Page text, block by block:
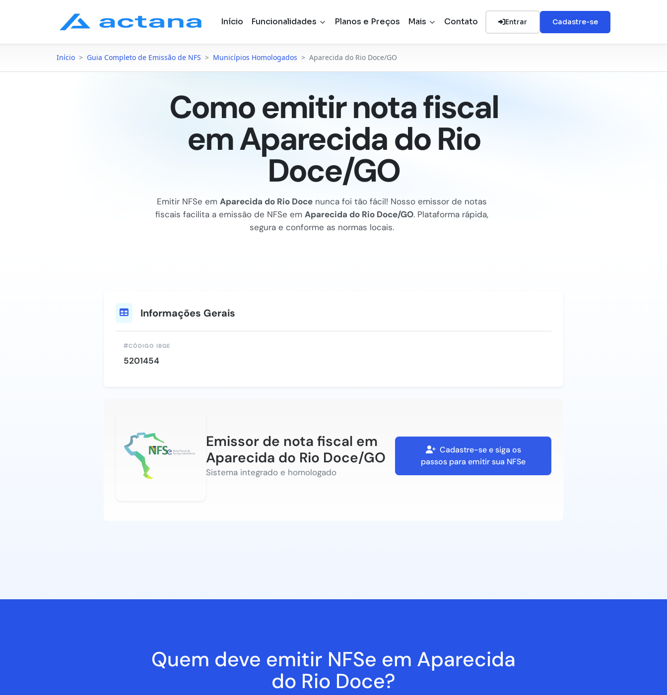
Início Funcionalidades Planos e Preços Mais Contato Entrar Cadastre-se
Início > Guia Completo de Emissão de NFS > Municípios Homologados > Aparecida do Rio Doce/GO
Como emitir nota fiscal
em Aparecida do Rio
Doce/GO
Emitir NFSe em Aparecida do Rio Docenunca foi tão fácil! Nosso emissor de notas
fiscais facilita a emissão de NFSe em Aparecida do Rio Doce/GO. Plataforma rápida,
segura e conforme as normas locais.
Informações Gerais
CÓDIGO IBGE
5201454
Emissor de nota fiscal em
Aparecida do Rio Doce/GO
Sistema integrado e homologado
Cadastre-se e siga os
passos para emitir sua NFSe
Quem deve emitir NFSe em Aparecida
do Rio Doce?